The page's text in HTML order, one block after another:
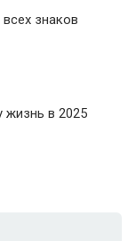
знаков
жизнь в 2025